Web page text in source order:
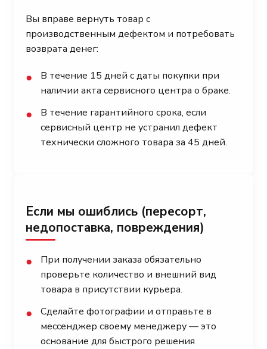
Вы вправе вернуть товар с
производственным дефектом и потребовать
возврата денег:
●
В течение 15 дней с даты покупки при
наличии акта сервисного центра о браке.
●
В течение гарантийного срока, если
сервисный центр не устранил дефект
технически сложного товара за 45 дней.
Если мы ошиблись (пересорт,
недопоставка, повреждения)
●
При получении заказа обязательно
проверьте количество и внешний вид
товара в присутствии курьера.
●
Сделайте фотографии и отправьте в
мессенджер своему менеджеру — это
основание для быстрого решения